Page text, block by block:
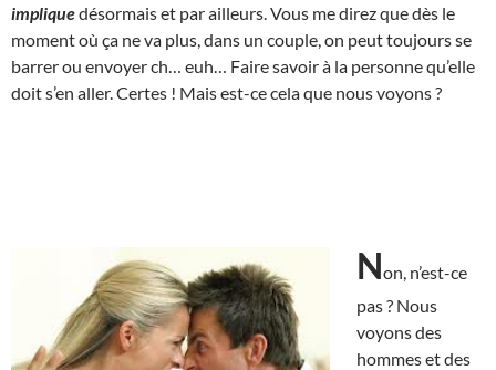
impliquedésormais et par ailleurs. Vous me direz que dès le
moment où ça ne va plus, dans un couple, on peut toujours se
barrer ou envoyer ch… euh… Faire savoir à la personne qu’elle
doit s’en aller. Certes ! Mais est-ce cela que nous voyons ?
Non, n’est-ce
pas ? Nous
voyons des
hommes et des